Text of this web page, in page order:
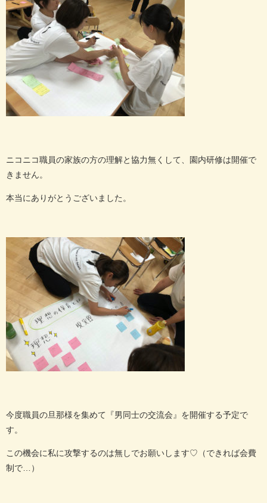
ニコニコ職員の家族の方の理解と協力無くして、園内研修は開催で
きません。
本当にありがとうございました。
今度職員の旦那様を集めて『男同士の交流会』を開催する予定で
す。
この機会に私に攻撃するのは無しでお願いします♡（できれば会費
制で…）